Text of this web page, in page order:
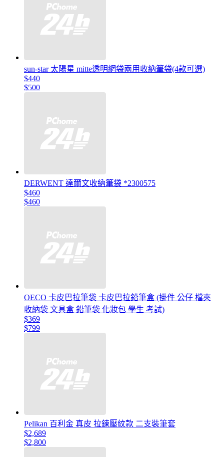
sun-star 太陽星 mitte透明網袋兩用收納筆袋(4款可選)
$440
$500
DERWENT 達爾文收納筆袋 *2300575
$460
$460
OECO 卡皮巴拉筆袋 卡皮巴拉鉛筆盒 (掛件 公仔 檔夾
收納袋 文具盒 鉛筆袋 化妝包 學生 考試)
$369
$799
Pelikan 百利金 真皮 拉鍊壓紋款 二支裝筆套
$2,689
$2,800